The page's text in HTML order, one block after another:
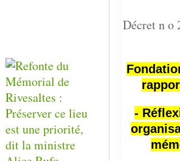
Décret n o
-